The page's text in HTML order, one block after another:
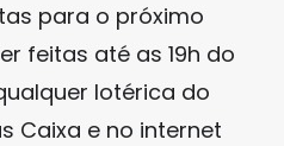
para o próximo
feitas até as 19h do
lotérica do
Caixa e no internet